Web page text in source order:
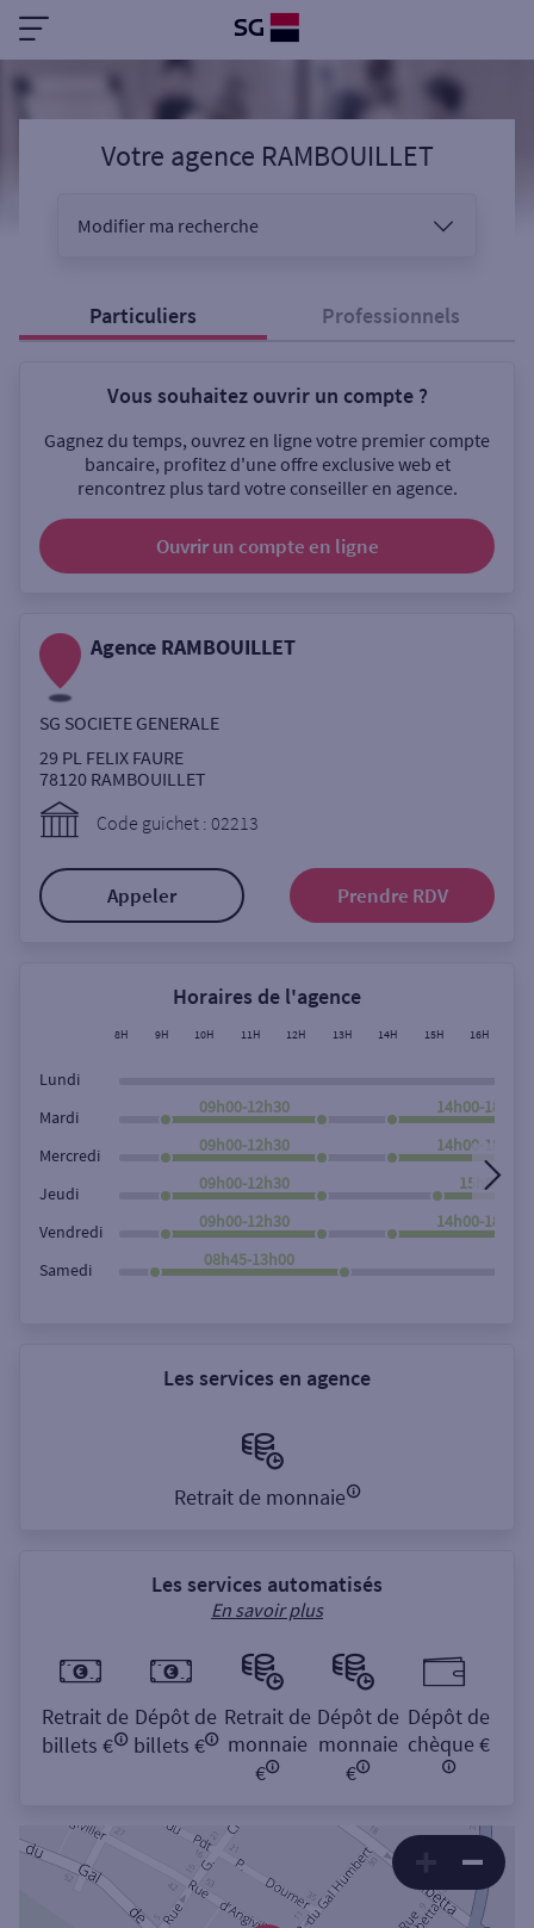
Votre agence RAMBOUILLET
Modifier ma recherche
Sélectionnez votre recherche
Ouverte le samedi
Ouverte le lundi
Ville / Code postal
Rue
Rechercher
Particuliers Professionnels
Vous souhaitez ouvrir un compte ?
Gagnez du temps, ouvrez en ligne votre premier compte
bancaire, profitez d'une offre exclusive web et
rencontrez plus tard votre conseiller en agence.
Ouvrir un compte en ligne
Agence RAMBOUILLET
SG SOCIETE GENERALE
29 PL FELIX FAURE
78120 RAMBOUILLET
Code guichet : 02213
Appeler Prendre RDV
Horaires de l'agence
8H 9H 10H 11H 12H 13H 14H 15H 16H
Lundi
Mardi
09h00-12h30 14h00-18h00
Mercredi
09h00-12h30 14h00-18h00
Jeudi
09h00-12h30 15h00-
Vendredi
09h00-12h30 14h00-18h00
Samedi
08h45-13h00
Les services en agence
Retrait de monnaie
Les services automatisés
En savoir plus
Retrait de
billets €
Dépôt de
billets €
Retrait de
monnaie
€
Dépôt de
monnaie
€
Dépôt de
chèque €